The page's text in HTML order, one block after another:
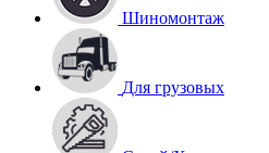
Шиномонтаж
Для грузовых